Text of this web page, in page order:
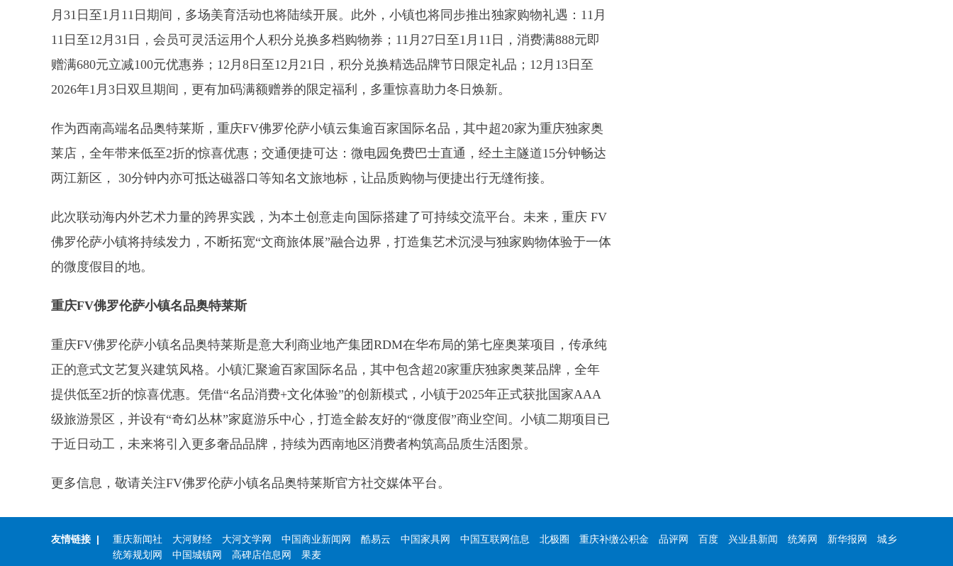
月31日至1月11日期间，多场美育活动也将陆续开展。此外，小镇也将同步推出独家购物礼遇：11月
11日至12月31日，会员可灵活运用个人积分兑换多档购物券；11月27日至1月11日，消费满888元即
赠满680元立减100元优惠券；12月8日至12月21日，积分兑换精选品牌节日限定礼品；12月13日至
2026年1月3日双旦期间，更有加码满额赠券的限定福利，多重惊喜助力冬日焕新。
作为西南高端名品奥特莱斯，重庆FV佛罗伦萨小镇云集逾百家国际名品，其中超20家为重庆独家奥
莱店，全年带来低至2折的惊喜优惠；交通便捷可达：微电园免费巴士直通，经土主隧道15分钟畅达
两江新区， 30分钟内亦可抵达磁器口等知名文旅地标，让品质购物与便捷出行无缝衔接。
此次联动海内外艺术力量的跨界实践，为本土创意走向国际搭建了可持续交流平台。未来，重庆 FV
佛罗伦萨小镇将持续发力，不断拓宽“文商旅体展”融合边界，打造集艺术沉浸与独家购物体验于一体
的微度假目的地。
重庆FV佛罗伦萨小镇名品奥特莱斯
重庆FV佛罗伦萨小镇名品奥特莱斯是意大利商业地产集团RDM在华布局的第七座奥莱项目，传承纯
正的意式文艺复兴建筑风格。小镇汇聚逾百家国际名品，其中包含超20家重庆独家奥莱品牌，全年
提供低至2折的惊喜优惠。凭借“名品消费+文化体验”的创新模式，小镇于2025年正式获批国家AAA
级旅游景区，并设有“奇幻丛林”家庭游乐中心，打造全龄友好的“微度假”商业空间。小镇二期项目已
于近日动工，未来将引入更多奢品品牌，持续为西南地区消费者构筑高品质生活图景。
更多信息，敬请关注FV佛罗伦萨小镇名品奥特莱斯官方社交媒体平台。
友情链接 | 重庆新闻社 大河财经 大河文学网 中国商业新闻网 酷易云 中国家具网 中国互联网信息 北极圈 重庆补缴公积金 品评网 百度 兴业县新闻 统筹网 新华报网
城乡
统筹规划网
中国城镇网 高碑店信息网 果麦